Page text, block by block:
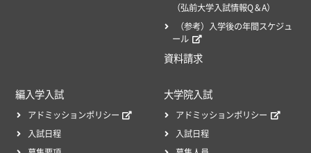
（弘前大学入試情報Q＆A）
（参考）入学後の年間スケジュ
ール
資料請求
編入学入試
アドミッションポリシー
入試日程
大学院入試
アドミッションポリシー
入試日程